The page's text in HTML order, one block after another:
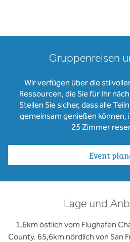
Gruppenreisen
Wir verfügen über die
Ressourcen, die Sie für Ihr
Stellen Sie sicher, dass alle
gemeinsam genießen können,
25 Zimmer
Event
Lage und
1,6km östlich vom Flughafen
County. 65,6km nördlich von San